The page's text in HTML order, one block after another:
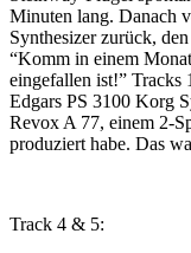
Minuten lang. Danach
Synthesizer zurück,
“Komm in einem
eingefallen ist!” Tracks
Edgars PS 3100 Korg
Revox A 77, einem 2-
produziert habe. Das
Track 4 & 5: